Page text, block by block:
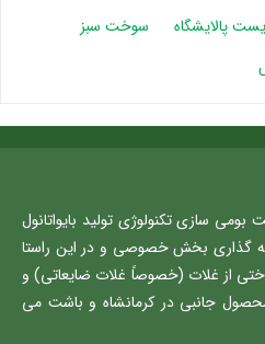
پالایشگاه
سوخت سبز
سازی تکنولوژی تولید بایواتانول
گذاری بخش خصوصی و در این راستا
سوختی از غلات (خصوصاً غلات ضایعاتی) و
جانبی در کرمانشاه و باشت می